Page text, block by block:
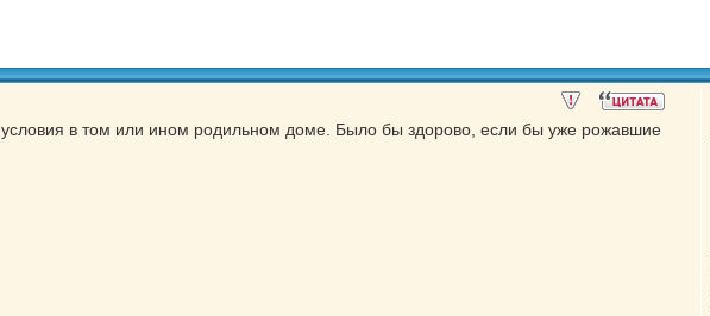
в том или ином родильном доме. Было бы здорово, если бы уже рожавшие